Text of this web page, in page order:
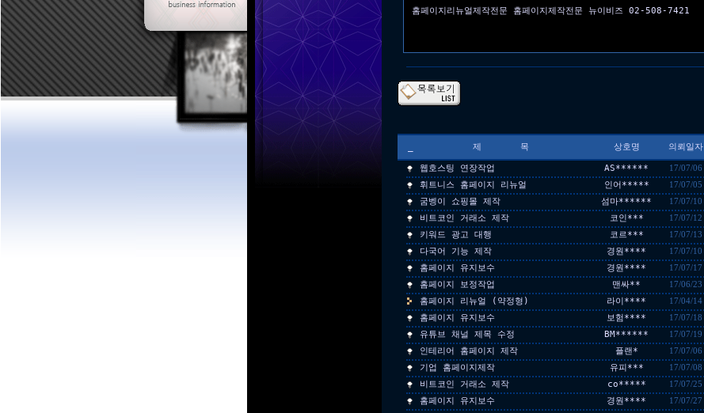
홈페이지리뉴얼제작전문 홈페이지제작전문 뉴이비즈 02-508-7421
제 목 상호명 의뢰일자
웹호스팅 연장작업 AS****** 17/07/06
휘트니스 홈페이지 리뉴얼
인어***** 17/07/05
굼벵이 쇼핑몰 제작
섬마****** 17/07/10
비트코인 거래소 제작
코인*** 17/07/12
키워드 광고 대행
코르*** 17/07/13
다국어 기능 제작
경원**** 17/07/10
홈페이지 유지보수
경원**** 17/07/17
홈페이지 보정작업
맨싸** 17/06/23
홈페이지 리뉴얼 (약정형)
라이**** 17/04/14
홈페이지 유지보수
보험**** 17/07/18
유튜브 채널 제목 수정
BM****** 17/07/19
인테리어 홈페이지 제작
플랜* 17/07/06
기업 홈페이지제작
유피*** 17/07/08
비트코인 거래소 제작
co***** 17/07/25
홈페이지 유지보수
경원**** 17/07/27